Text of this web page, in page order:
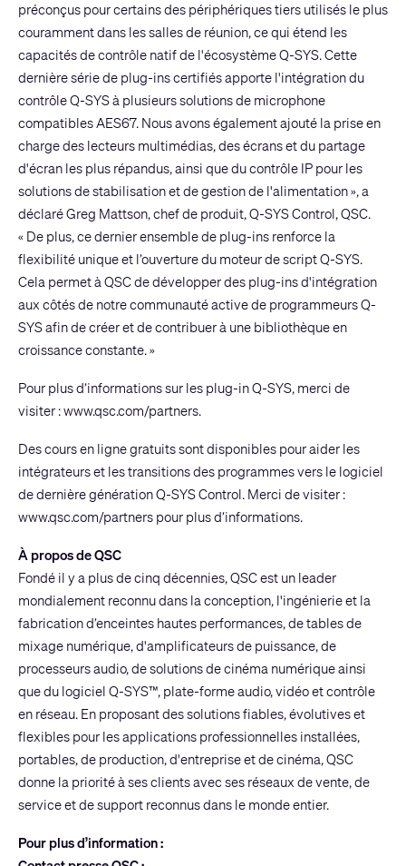
préconçus pour certains des périphériques tiers utilisés le plus
couramment dans les salles de réunion, ce qui étend les
capacités de contrôle natif de l'écosystème Q-SYS. Cette
dernière série de plug-ins certifiés apporte l'intégration du
contrôle Q-SYS à plusieurs solutions de microphone
compatibles AES67. Nous avons également ajouté la prise en
charge des lecteurs multimédias, des écrans et du partage
d'écran les plus répandus, ainsi que du contrôle IP pour les
solutions de stabilisation et de gestion de l'alimentation », a
déclaré Greg Mattson, chef de produit, Q-SYS Control, QSC.
« De plus, ce dernier ensemble de plug-ins renforce la
flexibilité unique et l’ouverture du moteur de script Q-SYS.
Cela permet à QSC de développer des plug-ins d'intégration
aux côtés de notre communauté active de programmeurs Q-
SYS afin de créer et de contribuer à une bibliothèque en
croissance constante. »
Pour plus d’informations sur les plug-in Q-SYS, merci de
visiter :www.qsc.com/partners.
Des cours en ligne gratuits sont disponibles pour aider les
intégrateurs et les transitions des programmes vers le logiciel
de dernière génération Q-SYS Control. Merci de visiter :
www.qsc.com/partners pour plus d’informations.
À propos de QSC
Fondé il y a plus de cinq décennies, QSC est un leader
mondialement reconnu dans la conception, l'ingénierie et la
fabrication d’enceintes hautes performances, de tables de
mixage numérique, d'amplificateurs de puissance, de
processeurs audio, de solutions de cinéma numérique ainsi
que du logiciel Q-SYS™, plate-forme audio, vidéo et contrôle
en réseau. En proposant des solutions fiables, évolutives et
flexibles pour les applications professionnelles installées,
portables, de production, d'entreprise et de cinéma, QSC
donne la priorité à ses clients avec ses réseaux de vente, de
service et de support reconnus dans le monde entier.
Pour plus d’information :